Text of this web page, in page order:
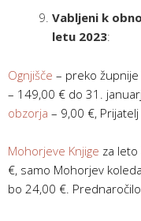
Vabljeni k
letu 2023:
Ognjišče – preko
– 149,00 € do 31.
obzorja – 9,00 €,
Mohorjeve Knjige za
€, samo Mohorjev
bo 24,00 €.